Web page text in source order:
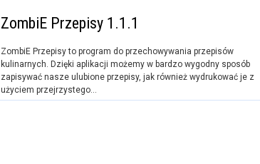
ZombiE Przepisy 1.1.1
ZombiE Przepisy to program do przechowywania przepisów
kulinarnych. Dzięki aplikacji możemy w bardzo wygodny sposób
zapisywać nasze ulubione przepisy, jak również wydrukować je z
użyciem przejrzystego...